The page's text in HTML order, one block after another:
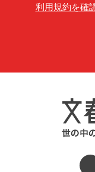
利用規約を確